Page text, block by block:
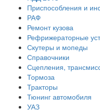
Приспособления и
РАФ
Ремонт кузова
Рефрижераторные
Скутеры и мопеды
Справочники
Сцепления,
Тормоза
Тракторы
Тюнинг автомобиля
УАЗ